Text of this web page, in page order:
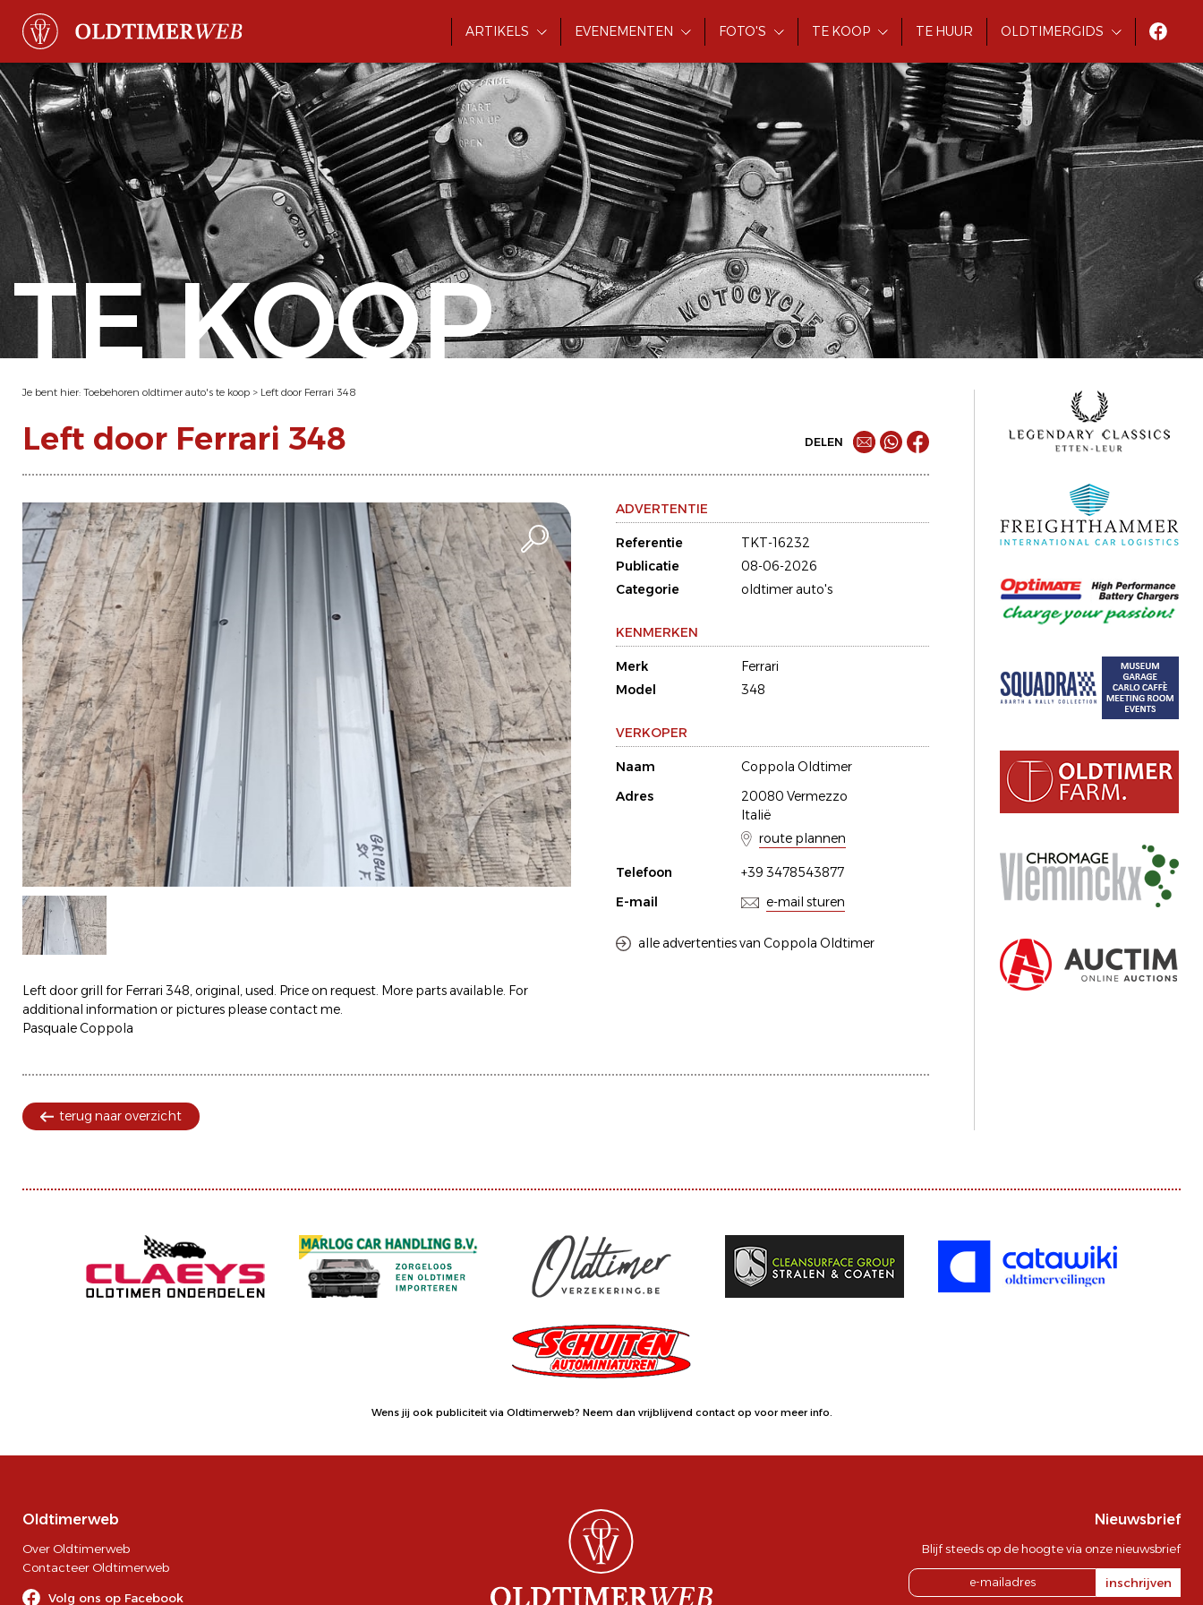
ARTIKELS EVENEMENTEN FOTO'S TE KOOP TE HUUR OLDTIMERGIDS
TE KOOP
Je bent hier: Toebehoren oldtimer auto's te koop > Left door Ferrari 348
Left door Ferrari 348 DELEN
Left door grill for Ferrari 348, original, used. Price on request. More parts available. For
additional information or pictures please contact me.
Pasquale Coppola
ADVERTENTIE
Referentie
TKT-16232
Publicatie
08-06-2026
Categorie
oldtimer auto's
KENMERKEN
Merk
Ferrari
Model
348
VERKOPER
Naam
Coppola Oldtimer
Adres
20080 Vermezzo
Italië
route plannen
Telefoon
+39 3478543877
E-mail
e-mail sturen
alle advertenties van Coppola Oldtimer
terug naar overzicht
Wens jij ook publiciteit via Oldtimerweb? Neem dan vrijblijvend contact op voor meer info.
Oldtimerweb
Over Oldtimerweb
Contacteer Oldtimerweb
Volg ons op Facebook
Nieuwsbrief
Blijf steeds op de hoogte via onze nieuwsbrief
inschrijven